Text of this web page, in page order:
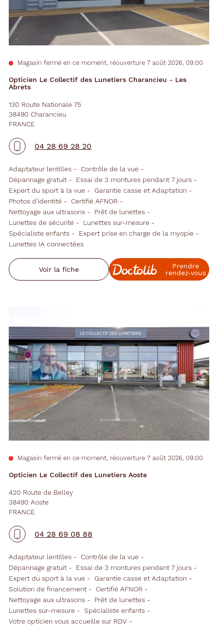
Opticien Le Collectif des Lunetiers Charancieu - Les
Abrets
Magasin fermé en ce moment, réouverture 7 août 2026, 09:00
130 Route Nationale 75
38490 Charancieu
FRANCE
04 28 69 28 20
Adaptateur lentilles
Contrôle de la vue
Dépannage gratuit
Essai de 3 montures pendant 7 jours
Expert du sport à la vue
Garantie casse et Adaptation
Photos d'identité
Certifié AFNOR
Nettoyage aux ultrasons
Prêt de lunettes
Lunettes de sécurité
Lunettes sur-mesure
Spécialiste enfants
Expert prise en charge de la myopie
Lunettes IA connectées
Voir la fiche
Prendre
rendez‑vous
Opticien Le Collectif des Lunetiers Aoste
Magasin fermé en ce moment, réouverture 7 août 2026, 09:00
420 Route de Belley
38490 Aoste
FRANCE
04 28 69 08 88
Adaptateur lentilles
Contrôle de la vue
Dépannage gratuit
Essai de 3 montures pendant 7 jours
Expert du sport à la vue
Garantie casse et Adaptation
Solution de financement
Certifié AFNOR
Nettoyage aux ultrasons
Prêt de lunettes
Lunettes sur-mesure
Spécialiste enfants
Votre opticien vous accueille sur RDV